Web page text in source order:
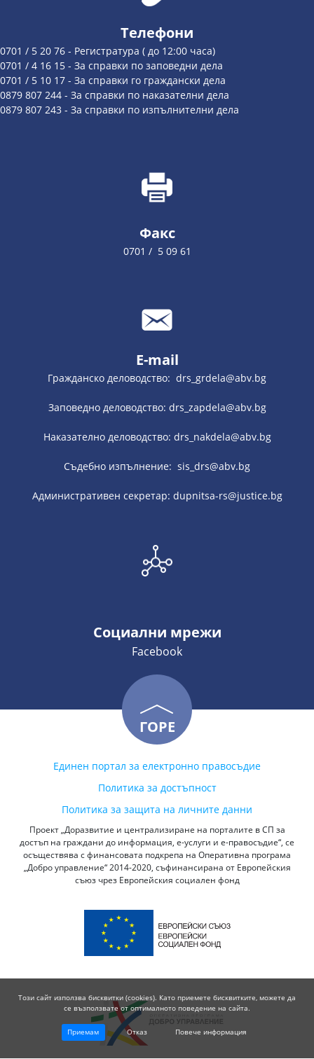
Телефони
0701 / 5 20 76 - Регистратура ( до 12:00 часа)
0701 / 4 16 15 - За справки по заповедни дела
0701 / 5 10 17 - За справки го граждански дела
0879 807 244 - За справки по наказателни дела
0879 807 243 - За справки по изпълнителни дела
Факс
0701 / 5 09 61
E-mail
Гражданско деловодство: drs_grdela@abv.bg
Заповедно деловодство: drs_zapdela@abv.bg
Наказателно деловодство: drs_nakdela@abv.bg
Съдебно изпълнение: sis_drs@abv.bg
Административен секретар: dupnitsa-rs@justice.bg
Социални мрежи
Facebook
ГОРЕ
Единен портал за електронно правосъдие
Политика за достъпност
Политика за защита на личните данни
Проект „Доразвитие и централизиране на порталите в СП за
достъп на граждани до информация, е-услуги и е-правосъдие“, се
осъществява с финансовата подкрепа на Оперативна програма
„Добро управление“ 2014-2020, съфинансирана от Европейския
съюз чрез Европейския социален фонд
Този сайт използва бисквитки (cookies). Като приемете бисквитките, можете да
се възползвате от оптималното поведение на сайта.
Приемам Отказ Повече информация